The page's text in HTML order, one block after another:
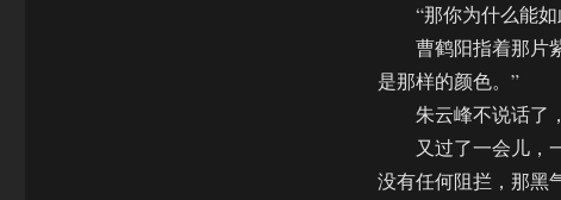
“那你为什么能如
曹鹤阳指着那片紫
是那样的颜色。”
朱云峰不说话了，
又过了一会儿，一
没有任何阻拦，那黑